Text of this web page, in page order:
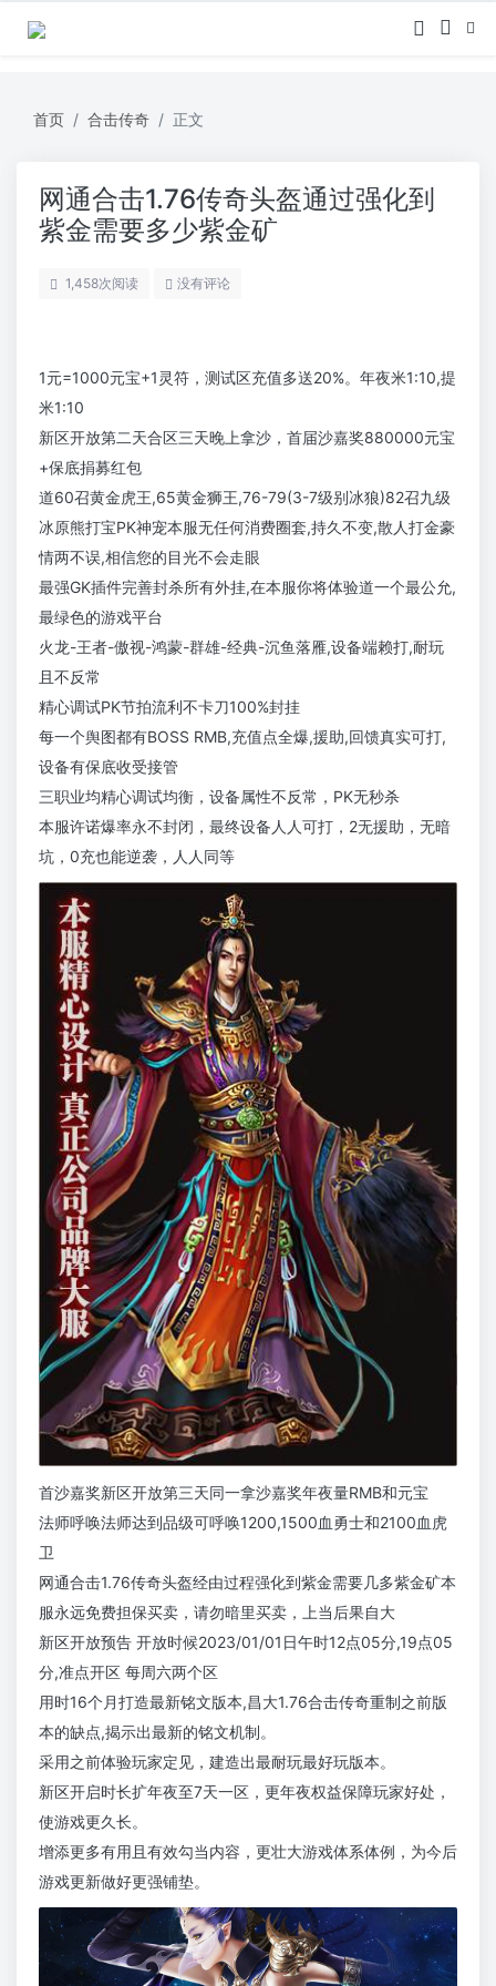
首页 合击传奇 正文
网通合击1.76传奇头盔通过强化到
紫金需要多少紫金矿
1,458次阅读 没有评论
1元=1000元宝+1灵符，测试区充值多送20%。年夜米1:10,提
米1:10
新区开放第二天合区三天晚上拿沙，首届沙嘉奖880000元宝
+保底捐募红包
道60召黄金虎王,65黄金狮王,76-79(3-7级别冰狼)82召九级
冰原熊打宝PK神宠本服无任何消费圈套,持久不变,散人打金豪
情两不误,相信您的目光不会走眼
最强GK插件完善封杀所有外挂,在本服你将体验道一个最公允,
最绿色的游戏平台
火龙-王者-傲视-鸿蒙-群雄-经典-沉鱼落雁,设备端赖打,耐玩
且不反常
精心调试PK节拍流利不卡刀100%封挂
每一个舆图都有BOSS RMB,充值点全爆,援助,回馈真实可打,
设备有保底收受接管
三职业均精心调试均衡，设备属性不反常，PK无秒杀
本服许诺爆率永不封闭，最终设备人人可打，2无援助，无暗
坑，0充也能逆袭，人人同等
首沙嘉奖新区开放第三天同一拿沙嘉奖年夜量RMB和元宝
法师呼唤法师达到品级可呼唤1200,1500血勇士和2100血虎
卫
网通合击1.76传奇头盔经由过程强化到紫金需要几多紫金矿本
服永远免费担保买卖，请勿暗里买卖，上当后果自大
新区开放预告 开放时候2023/01/01日午时12点05分,19点05
分,准点开区 每周六两个区
用时16个月打造最新铭文版本,昌大1.76合击传奇重制之前版
本的缺点,揭示出最新的铭文机制。
采用之前体验玩家定见，建造出最耐玩最好玩版本。
新区开启时长扩年夜至7天一区，更年夜权益保障玩家好处，
使游戏更久长。
增添更多有用且有效勾当内容，更壮大游戏体系体例，为今后
游戏更新做好更强铺垫。